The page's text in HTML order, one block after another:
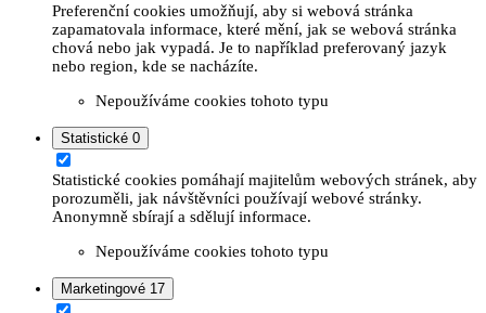
Preferenční cookies umožňují, aby si webová stránka
zapamatovala informace, které mění, jak se webová stránka
chová nebo jak vypadá. Je to například preferovaný jazyk
nebo region, kde se nacházíte.
Nepoužíváme cookies tohoto typu
Statistické 0
Statistické cookies pomáhají majitelům webových stránek, aby
porozuměli, jak návštěvníci používají webové stránky.
Anonymně sbírají a sdělují informace.
Nepoužíváme cookies tohoto typu
Marketingové 17